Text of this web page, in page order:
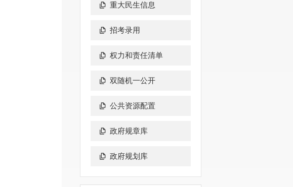
重大民生信息
招考录用
权力和责任清单
双随机一公开
公共资源配置
政府规章库
政府规划库